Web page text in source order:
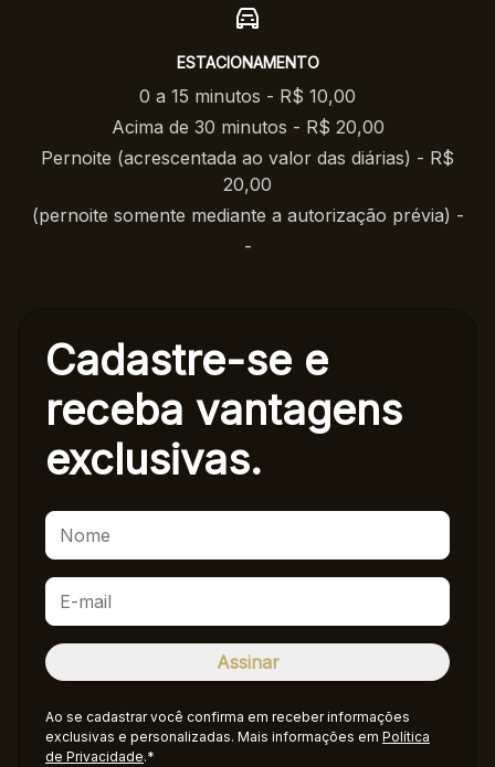
ESTACIONAMENTO
0 a 15 minutos - R$ 10,00
Acima de 30 minutos - R$ 20,00
Pernoite (acrescentada ao valor das diárias) - R$
20,00
(pernoite somente mediante a autorização prévia) -
-
Cadastre-se e
receba vantagens
exclusivas.
Ao se cadastrar você confirma em receber informações
exclusivas e personalizadas. Mais informações em Política
de Privacidade.*